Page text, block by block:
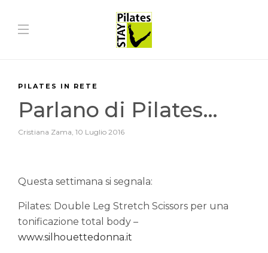
PILATES IN RETE
Parlano di Pilates…
Cristiana Zama, 10 Luglio 2016
Questa settimana si segnala:
Pilates: Double Leg Stretch Scissors per una
tonificazione total body –
www.silhouettedonna.it